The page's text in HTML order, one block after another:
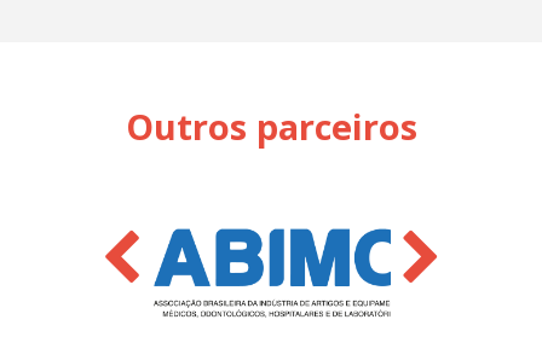
Outros parceiros